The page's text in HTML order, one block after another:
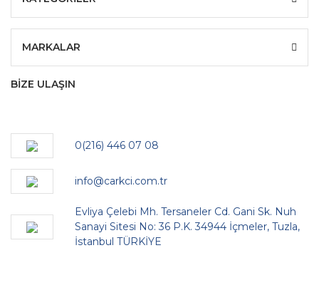
MARKALAR
BİZE ULAŞIN
0(216) 446 07 08
info@carkci.com.tr
Evliya Çelebi Mh. Tersaneler Cd. Gani Sk. Nuh
Sanayi Sitesi No: 36 P.K. 34944 İçmeler, Tuzla,
İstanbul TÜRKİYE